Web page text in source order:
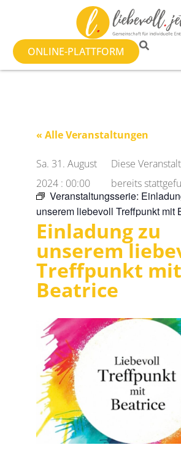
ONLINE-PLATTFORM
« Alle Veranstaltungen
Sa. 31. August
2024 : 00:00
Diese
bereits
Veranstaltungsserie:
unserem liebevoll Treffpunkt mit
Einladung zu
unserem
Treffpunkt mit
Beatrice